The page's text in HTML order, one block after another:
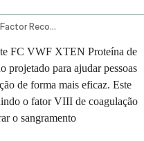
Antihemophilic Factor Recombinant Fc Vwf Xten Fusion Protein Ehtl Intravenous Route
FC VWF XTEN Proteína de
projetado para ajudar pessoas
de forma mais eficaz. Este
o fator VIII de coagulação
o sangramento